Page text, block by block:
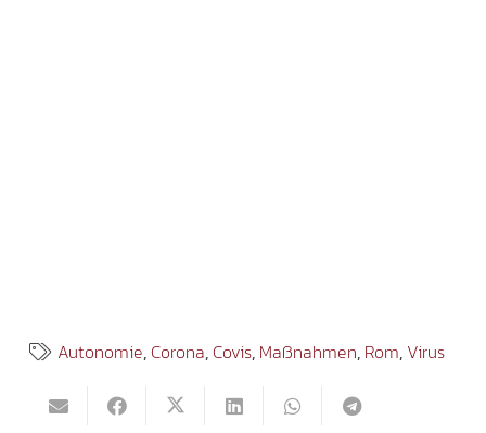
Autonomie,Corona,Covis, Maßnahmen, Rom, Virus